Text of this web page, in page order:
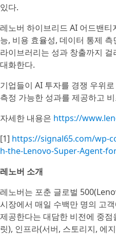
있다.
레노버 하이브리드 AI 어드밴
능, 비용 효율성, 데이터 통제
라이브러리는 성과 창출까지
대화한다.
기업들이 AI 투자를 경쟁 우위
측정 가능한 성과를 제공하고
자세한 내용은 https://
[1] https://signal65.com/wp-
h-the-Lenovo-Super-Agent-
레노버 소개
레노버는 포춘 글로벌
시장에서 매일 수백만 명의 고
제공한다는 대담한 비전에 중
릿), 인프라(서버, 스토리지, 에